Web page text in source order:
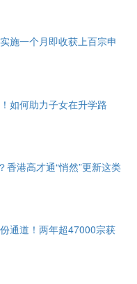
施一个月即收获上百宗申
如何助力子女在升学路
香港高才通“悄然”更新这类
通道！两年超47000宗获